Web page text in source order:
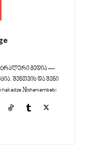
მედია —
შენთვის და შენი
#sheniambebi